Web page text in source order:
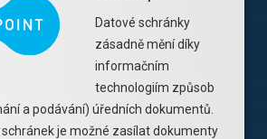
Datové schránky
zásadně mění díky
informačním
technologiím způsob
a podávání) úředních dokumentů.
je možné zasílat dokumenty